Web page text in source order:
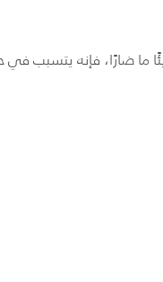
ما ضارًا، فإنه